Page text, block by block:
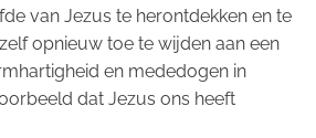
van Jezus te herontdekken en te
opnieuw toe te wijden aan een
en mededogen in
dat Jezus ons heeft